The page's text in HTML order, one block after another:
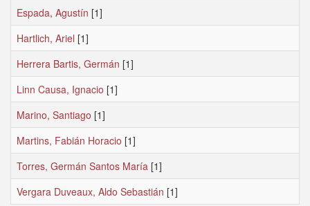
Espada, Agustín [1]
Hartlich, Ariel [1]
Herrera Bartis, Germán [1]
Linn Causa, Ignacio [1]
Marino, Santiago [1]
Martins, Fabián Horacio [1]
Torres, Germán Santos María [1]
Vergara Duveaux, Aldo Sebastián [1]